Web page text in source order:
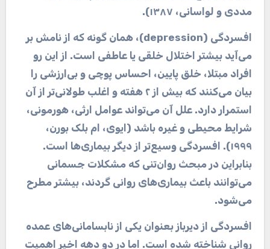
مددی و لواسانی، ۱۳۸۷)
.
افسردگی (depression)
، همان گونه که از نامش بر
می‌آید بیشتر اختلال خلقی یا عاطفی است. از این رو
افراد مبتلا، خلق پایین، احساس پوچی و بی‌ارزشی را
بیان می‌کنند که بیش از ۲ هفته و اغلب طولانی‌تر از آن
استمرار دارد. علل آن می‌تواند عوامل ارثی، هورمونی،
شرایط محیطی و غیره باشد (ایوی، ام بلک بورن،
۱۹۹۹). افسردگی وسیع‌تر از دیگر بیماری‌ها است.
بنابراین در مبحث روان‌تنی که مشکلات جسمانی
می‌توانند باعث بیماری‌های روانی گردند، بیشتر مطرح
می‌شود.
افسردگی از دیرباز بعنوان یکی از نابسامانی‌های عمده
روانی شناخته شده است. اما در دو دهه اخیر اهمیت